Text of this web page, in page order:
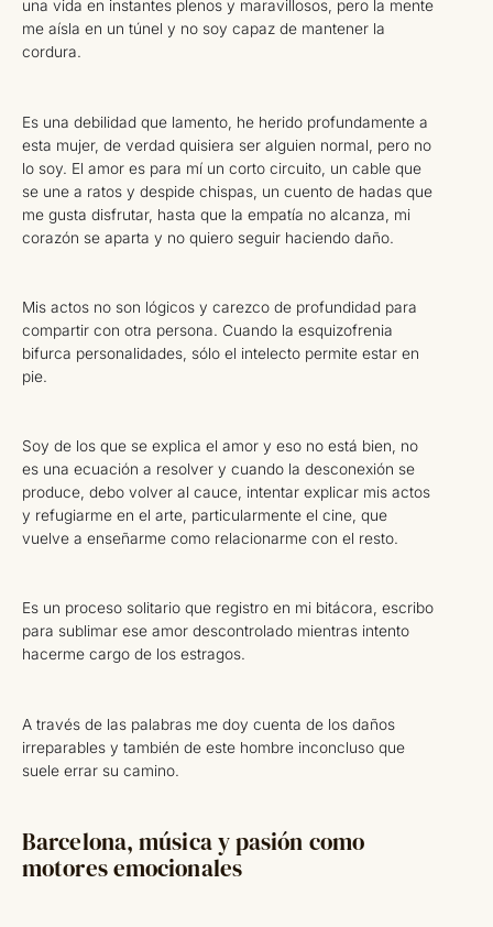
una vida en instantes plenos y maravillosos, pero la mente
me aísla en un túnel y no soy capaz de mantener la
cordura.
Es una debilidad que lamento, he herido profundamente a
esta mujer, de verdad quisiera ser alguien normal, pero no
lo soy. El amor es para mí un corto circuito, un cable que
se une a ratos y despide chispas, un cuento de hadas que
me gusta disfrutar, hasta que la empatía no alcanza, mi
corazón se aparta y no quiero seguir haciendo daño.
Mis actos no son lógicos y carezco de profundidad para
compartir con otra persona. Cuando la esquizofrenia
bifurca personalidades, sólo el intelecto permite estar en
pie.
Soy de los que se explica el amor y eso no está bien, no
es una ecuación a resolver y cuando la desconexión se
produce, debo volver al cauce, intentar explicar mis actos
y refugiarme en el arte, particularmente el cine, que
vuelve a enseñarme como relacionarme con el resto.
Es un proceso solitario que registro en mi bitácora, escribo
para sublimar ese amor descontrolado mientras intento
hacerme cargo de los estragos.
A través de las palabras me doy cuenta de los daños
irreparables y también de este hombre inconcluso que
suele errar su camino.
Barcelona, música y pasión como
motores emocionales